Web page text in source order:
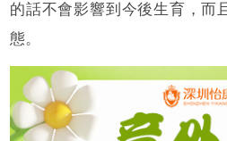
的話不會影響到今後生育，而
態。